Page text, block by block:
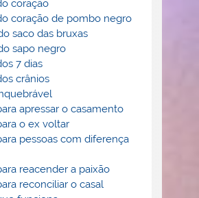
coração
coração de pombo negro
saco das bruxas
sapo negro
7 dias
crânios
apressar o casamento
o ex voltar
pessoas com diferença
reacender a paixão
reconciliar o casal